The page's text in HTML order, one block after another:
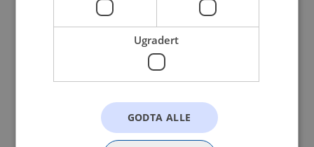
Ugradert
GODTA ALLE